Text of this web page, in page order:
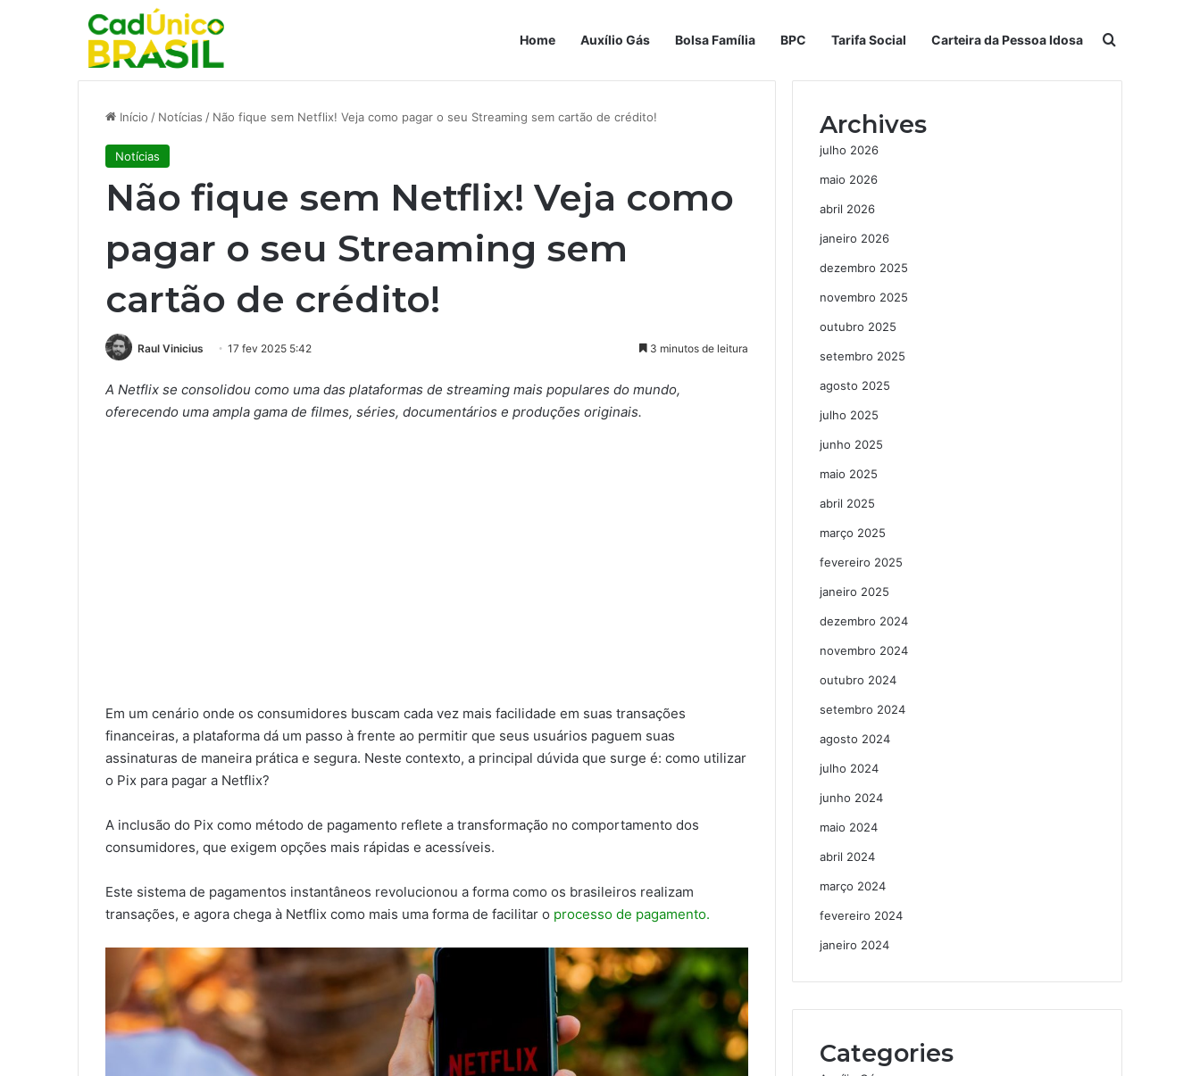
Home Auxílio Gás Bolsa Família BPC Tarifa Social Carteira da Pessoa Idosa Procurar por
Início / Notícias / Não fique sem Netflix! Veja como pagar o seu Streaming sem cartão de crédito!
Notícias
Não fique sem Netflix! Veja como
pagar o seu Streaming sem
cartão de crédito!
Raul Vinicius 17 fev 2025 5:42 3 minutos de leitura
A Netflix se consolidou como uma das plataformas de streaming mais populares do mundo,
oferecendo uma ampla gama de filmes, séries, documentários e produções originais.
Em um cenário onde os consumidores buscam cada vez mais facilidade em suas transações
financeiras, a plataforma dá um passo à frente ao permitir que seus usuários paguem suas
assinaturas de maneira prática e segura. Neste contexto, a principal dúvida que surge é: como utilizar
o Pix para pagar a Netflix?
A inclusão do Pix como método de pagamento reflete a transformação no comportamento dos
consumidores, que exigem opções mais rápidas e acessíveis.
Este sistema de pagamentos instantâneos revolucionou a forma como os brasileiros realizam
transações, e agora chega à Netflix como mais uma forma de facilitar o processo de pagamento.
Archives
julho 2026
maio 2026
abril 2026
janeiro 2026
dezembro 2025
novembro 2025
outubro 2025
setembro 2025
agosto 2025
julho 2025
junho 2025
maio 2025
abril 2025
março 2025
fevereiro 2025
janeiro 2025
dezembro 2024
novembro 2024
outubro 2024
setembro 2024
agosto 2024
julho 2024
junho 2024
maio 2024
abril 2024
março 2024
fevereiro 2024
janeiro 2024
Categories